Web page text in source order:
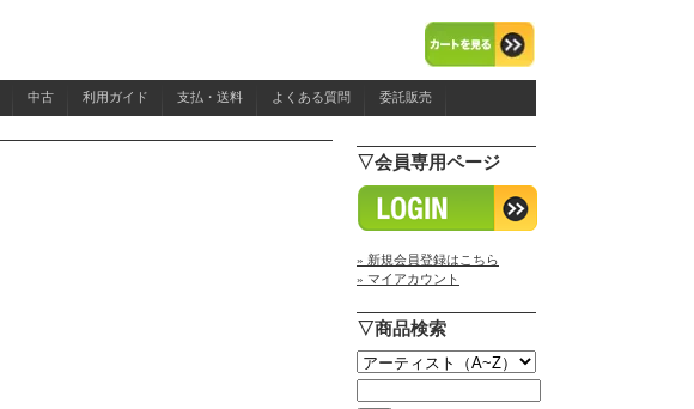
中古 利用ガイド 支払・送料 よくある質問 委託販売
▽会員専用ページ
» 新規会員登録はこちら
» マイアカウント
▽商品検索